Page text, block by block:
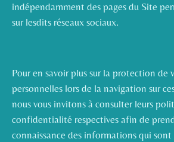
indépendamment des pages du Site
sur lesdits réseaux sociaux.
Pour en savoir plus sur la protection de
personnelles lors de la navigation sur
nous vous invitons à consulter leurs
confidentialité respectives afin de
connaissance des informations qui sont